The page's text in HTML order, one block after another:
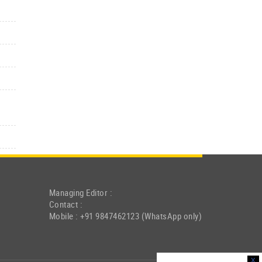
Managing Editor :
Contact :
Mobile : +91 9847462123 (WhatsApp only)